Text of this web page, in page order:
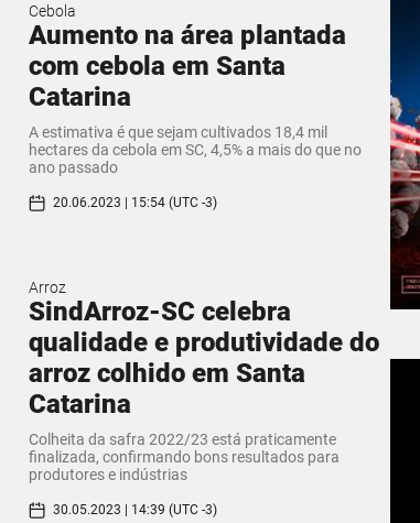
Cebola
Aumento na área plantada
com cebola em Santa
Catarina
A estimativa é que sejam cultivados 18,4 mil
hectares da cebola em SC, 4,5% a mais do que no
ano passado
20.06.2023 | 15:54 (UTC -3)
Arroz
SindArroz-SC celebra
qualidade e produtividade do
arroz colhido em Santa
Catarina
Colheita da safra 2022/23 está praticamente
finalizada, confirmando bons resultados para
produtores e indústrias
30.05.2023 | 14:39 (UTC -3)